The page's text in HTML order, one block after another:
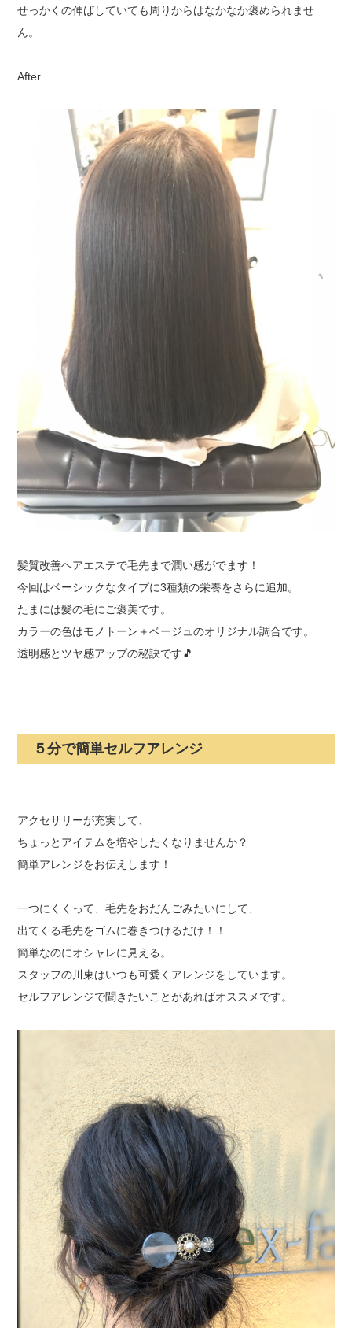
せっかくの伸ばしていても周りからはなかなか褒められませ
ん。
After
髪質改善ヘアエステで毛先まで潤い感がでます！
今回はベーシックなタイプに3種類の栄養をさらに追加。
たまには髪の毛にご褒美です。
カラーの色はモノトーン＋ベージュのオリジナル調合です。
透明感とツヤ感アップの秘訣です🎵
５分で簡単セルフアレンジ
アクセサリーが充実して、
ちょっとアイテムを増やしたくなりませんか？
簡単アレンジをお伝えします！
一つにくくって、毛先をおだんごみたいにして、
出てくる毛先をゴムに巻きつけるだけ！！
簡単なのにオシャレに見える。
スタッフの川東はいつも可愛くアレンジをしています。
セルフアレンジで聞きたいことがあればオススメです。